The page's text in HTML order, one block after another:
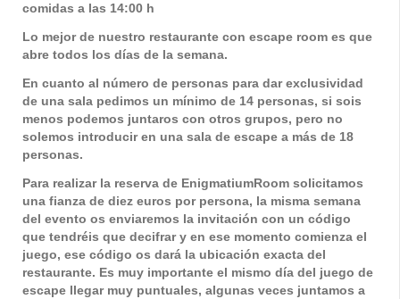
comidas a las 14:00 h
Lo mejor de nuestro restaurante con escape room es que
abre todos los días de la semana.
En cuanto al número de personas para dar exclusividad
de una sala pedimos un mínimo de 14 personas, si sois
menos podemos juntaros con otros grupos, pero no
solemos introducir en una sala de escape a más de 18
personas.
Para realizar la reserva de EnigmatiumRoom solicitamos
una fianza de diez euros por persona, la misma semana
del evento os enviaremos la invitación con un código
que tendréis que decifrar y en ese momento comienza el
juego, ese código os dará la ubicación exacta del
restaurante. Es muy importante el mismo día del juego de
escape llegar muy puntuales, algunas veces juntamos a